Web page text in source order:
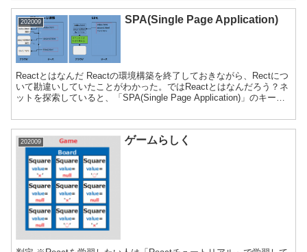
202009 SPA(Single Page Application)
Reactとはなんだ Reactの環境構築を終了しておきながら、Rectにつ
いて勘違いしていたことがわかった。ではReactとはなんだろう？ネ
ットを探索していると、「SPA(Single Page Application)」のキーワ
202009 ゲームらしく